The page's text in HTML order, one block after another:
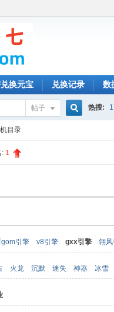
换元宝 兑换记录 数
帖子 热搜:
目录
: 1
引擎 v8引擎 gxx引擎 翎
火龙 沉默 迷失 神器 冰雪